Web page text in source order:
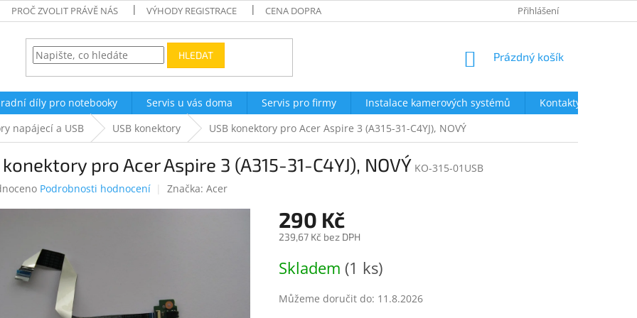
PROČ ZVOLIT PRÁVĚ NÁS VÝHODY REGISTRACE CENA DOPRAVY OBCHODNÍ PODMÍNKY
Přihlášení
HLEDAT
NÁKUPNÍ
Prázdný košík
díly pro notebooky Servis u vás doma Servis pro firmy Instalace kamerových systémů
Kontakty
napájecí a USB USB konektory USB konektory pro Acer Aspire 3 (A315-31-C4YJ), NOVÝ
konektory pro Acer Aspire 3 (A315-31-C4YJ), NOVÝ KO-315-01USB
Podrobnosti hodnocení Značka: Acer
290 Kč
239,67 Kč bez DPH
cena:
Skladem (1 ks)
Můžeme doručit do: 11.8.2026